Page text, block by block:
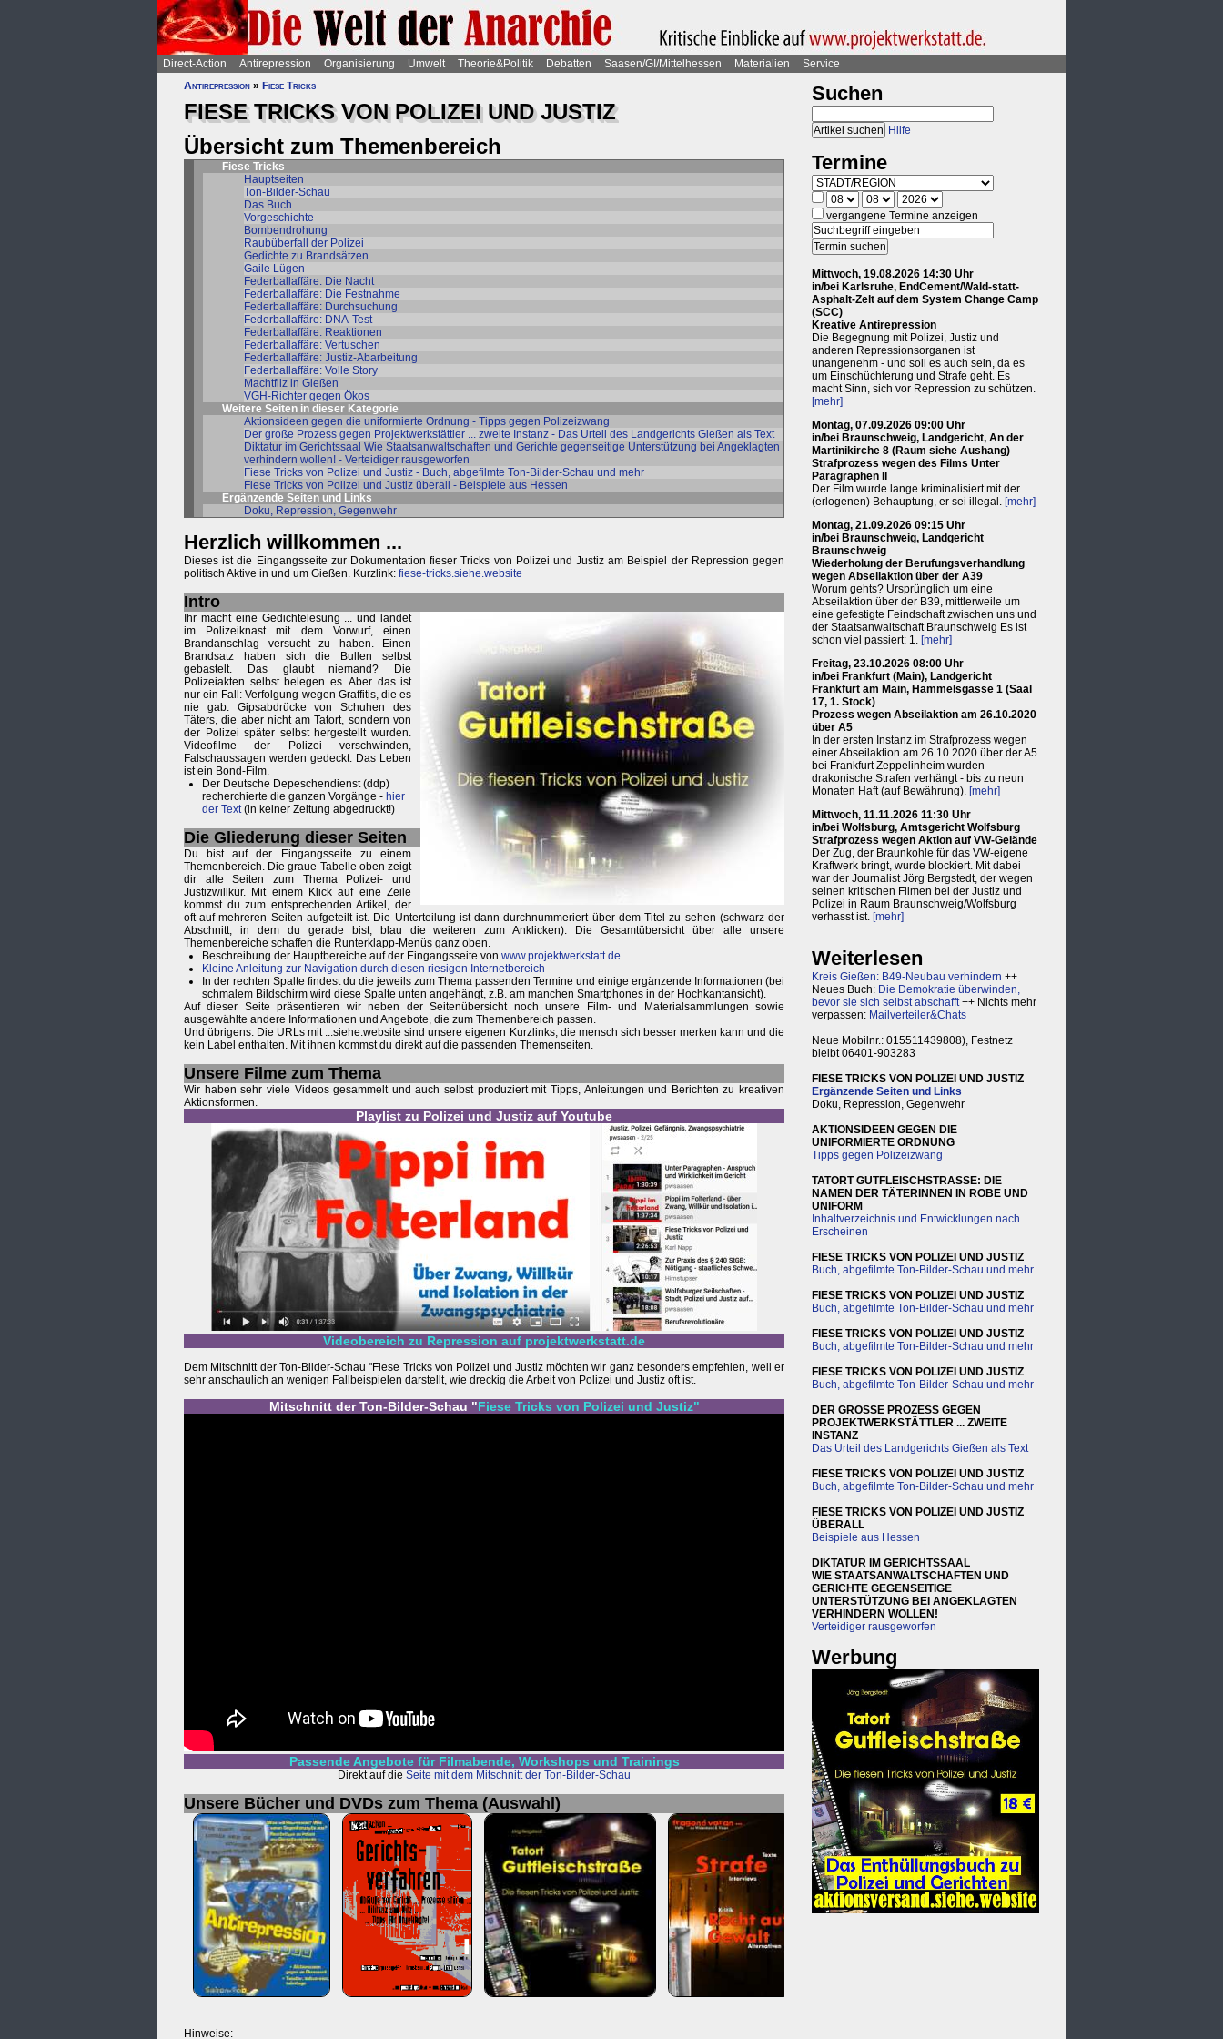
Direct-Action Antirepression Organisierung Umwelt Theorie&Politik Debatten Saasen/GI/Mittelhessen Materialien
Service
Antirepression » Fiese Tricks
FIESE TRICKS VON POLIZEI UND JUSTIZ
Übersicht zum Themenbereich
Fiese Tricks
Hauptseiten
Ton-Bilder-Schau
Das Buch
Vorgeschichte
Bombendrohung
Raubüberfall der Polizei
Gedichte zu Brandsätzen
Gaile Lügen
Federballaffäre: Die Nacht
Federballaffäre: Die Festnahme
Federballaffäre: Durchsuchung
Federballaffäre: DNA-Test
Federballaffäre: Reaktionen
Federballaffäre: Vertuschen
Federballaffäre: Justiz-Abarbeitung
Federballaffäre: Volle Story
Machtfilz in Gießen
VGH-Richter gegen Ökos
Weitere Seiten in dieser Kategorie
Aktionsideen gegen die uniformierte Ordnung - Tipps gegen Polizeizwang
Der große Prozess gegen Projektwerkstättler ... zweite Instanz - Das Urteil des Landgerichts Gießen als Text
Diktatur im Gerichtssaal Wie Staatsanwaltschaften und Gerichte gegenseitige Unterstützung bei Angeklagten
verhindern wollen! - Verteidiger rausgeworfen
Fiese Tricks von Polizei und Justiz - Buch, abgefilmte Ton-Bilder-Schau und mehr
Fiese Tricks von Polizei und Justiz überall - Beispiele aus Hessen
Ergänzende Seiten und Links
Doku, Repression, Gegenwehr
Herzlich willkommen ...
Dieses ist die Eingangsseite zur Dokumentation fieser Tricks von Polizei und Justiz am Beispiel der Repression gegen
politisch Aktive in und um Gießen. Kurzlink: fiese-tricks.siehe.website
Intro
Ihr macht eine Gedichtelesung ... und landet
im Polizeiknast mit dem Vorwurf, einen
Brandanschlag versucht zu haben. Einen
Brandsatz haben sich die Bullen selbst
gebastelt. Das glaubt niemand? Die
Polizeiakten selbst belegen es. Aber das ist
nur ein Fall: Verfolgung wegen Graffitis, die es
nie gab. Gipsabdrücke von Schuhen des
Täters, die aber nicht am Tatort, sondern von
der Polizei später selbst hergestellt wurden.
Videofilme der Polizei verschwinden,
Falschaussagen werden gedeckt: Das Leben
ist ein Bond-Film.
Der Deutsche Depeschendienst (ddp)
recherchierte die ganzen Vorgänge - hier
der Text(in keiner Zeitung abgedruckt!)
Die Gliederung dieser Seiten
Du bist auf der Eingangsseite zu einem
Themenbereich. Die graue Tabelle oben zeigt
dir alle Seiten zum Thema Polizei- und
Justizwillkür. Mit einem Klick auf eine Zeile
kommst du zum entsprechenden Artikel, der
oft auf mehreren Seiten aufgeteilt ist. Die Unterteilung ist dann durchnummeriert über dem Titel zu sehen (schwarz der
Abschnitt, in dem du gerade bist, blau die weiteren zum Anklicken). Die Gesamtübersicht über alle unsere
Themenbereiche schaffen die Runterklapp-Menüs ganz oben.
Beschreibung der Hauptbereiche auf der Eingangsseite von www.projektwerkstatt.de
Kleine Anleitung zur Navigation durch diesen riesigen Internetbereich
In der rechten Spalte findest du die jeweils zum Thema passenden Termine und einige ergänzende Informationen (bei
schmalem Bildschirm wird diese Spalte unten angehängt, z.B. am manchen Smartphones in der Hochkantansicht).
Auf dieser Seite präsentieren wir neben der Seitenübersicht noch unsere Film- und Materialsammlungen sowie
ausgewählte andere Informationen und Angebote, die zum Themenbereich passen.
Und übrigens: Die URLs mit ...siehe.website sind unsere eigenen Kurzlinks, die mensch sich besser merken kann und die
kein Label enthalten. Mit ihnen kommst du direkt auf die passenden Themenseiten.
Unsere Filme zum Thema
Wir haben sehr viele Videos gesammelt und auch selbst produziert mit Tipps, Anleitungen und Berichten zu kreativen
Aktionsformen.
Playlist zu Polizei und Justiz auf Youtube
Videobereich zu Repression auf projektwerkstatt.de
Dem Mitschnitt der Ton-Bilder-Schau "Fiese Tricks von Polizei und Justiz möchten wir ganz besonders empfehlen, weil er
sehr anschaulich an wenigen Fallbeispielen darstellt, wie dreckig die Arbeit von Polizei und Justiz oft ist.
Mitschnitt der Ton-Bilder-Schau "Fiese Tricks von Polizei und Justiz"
Passende Angebote für Filmabende, Workshops und Trainings
Direkt auf die Seite mit dem Mitschnitt der Ton-Bilder-Schau
Unsere Bücher und DVDs zum Thema (Auswahl)
Hinweise:
Suchen
Hilfe
Termine
vergangene Termine anzeigen
Mittwoch, 19.08.2026 14:30 Uhr
in/bei Karlsruhe, EndCement/Wald-statt-
Asphalt-Zelt auf dem System Change Camp
(SCC)
Kreative Antirepression
Die Begegnung mit Polizei, Justiz und
anderen Repressionsorganen ist
unangenehm - und soll es auch sein, da es
um Einschüchterung und Strafe geht. Es
macht Sinn, sich vor Repression zu schützen.
[mehr]
Montag, 07.09.2026 09:00 Uhr
in/bei Braunschweig, Landgericht, An der
Martinikirche 8 (Raum siehe Aushang)
Strafprozess wegen des Films Unter
Paragraphen II
Der Film wurde lange kriminalisiert mit der
(erlogenen) Behauptung, er sei illegal. [mehr]
Montag, 21.09.2026 09:15 Uhr
in/bei Braunschweig, Landgericht
Braunschweig
Wiederholung der Berufungsverhandlung
wegen Abseilaktion über der A39
Worum gehts? Ursprünglich um eine
Abseilaktion über der B39, mittlerweile um
eine gefestigte Feindschaft zwischen uns und
der Staatsanwaltschaft Braunschweig Es ist
schon viel passiert: 1. [mehr]
Freitag, 23.10.2026 08:00 Uhr
in/bei Frankfurt (Main), Landgericht
Frankfurt am Main, Hammelsgasse 1 (Saal
17, 1. Stock)
Prozess wegen Abseilaktion am 26.10.2020
über A5
In der ersten Instanz im Strafprozess wegen
einer Abseilaktion am 26.10.2020 über der A5
bei Frankfurt Zeppelinheim wurden
drakonische Strafen verhängt - bis zu neun
Monaten Haft (auf Bewährung). [mehr]
Mittwoch, 11.11.2026 11:30 Uhr
in/bei Wolfsburg, Amtsgericht Wolfsburg
Strafprozess wegen Aktion auf VW-Gelände
Der Zug, der Braunkohle für das VW-eigene
Kraftwerk bringt, wurde blockiert. Mit dabei
war der Journalist Jörg Bergstedt, der wegen
seinen kritischen Filmen bei der Justiz und
Polizei in Raum Braunschweig/Wolfsburg
verhasst ist. [mehr]
Weiterlesen
Kreis Gießen: B49-Neubau verhindern ++
Neues Buch: Die Demokratie überwinden,
bevor sie sich selbst abschafft++ Nichts mehr
verpassen: Mailverteiler&Chats
Neue Mobilnr.: 015511439808), Festnetz
bleibt 06401-903283
FIESE TRICKS VON POLIZEI UND JUSTIZ
Ergänzende Seiten und Links
Doku, Repression, Gegenwehr
AKTIONSIDEEN GEGEN DIE
UNIFORMIERTE ORDNUNG
Tipps gegen Polizeizwang
TATORT GUTFLEISCHSTRASSE: DIE
NAMEN DER TÄTERINNEN IN ROBE UND
UNIFORM
Inhaltverzeichnis und Entwicklungen nach
Erscheinen
FIESE TRICKS VON POLIZEI UND JUSTIZ
Buch, abgefilmte Ton-Bilder-Schau und mehr
FIESE TRICKS VON POLIZEI UND JUSTIZ
Buch, abgefilmte Ton-Bilder-Schau und mehr
FIESE TRICKS VON POLIZEI UND JUSTIZ
Buch, abgefilmte Ton-Bilder-Schau und mehr
FIESE TRICKS VON POLIZEI UND JUSTIZ
Buch, abgefilmte Ton-Bilder-Schau und mehr
DER GROSSE PROZESS GEGEN
PROJEKTWERKSTÄTTLER ... ZWEITE
INSTANZ
Das Urteil des Landgerichts Gießen als Text
FIESE TRICKS VON POLIZEI UND JUSTIZ
Buch, abgefilmte Ton-Bilder-Schau und mehr
FIESE TRICKS VON POLIZEI UND JUSTIZ
ÜBERALL
Beispiele aus Hessen
DIKTATUR IM GERICHTSSAAL
WIE STAATSANWALTSCHAFTEN UND
GERICHTE GEGENSEITIGE
UNTERSTÜTZUNG BEI ANGEKLAGTEN
VERHINDERN WOLLEN!
Verteidiger rausgeworfen
Werbung